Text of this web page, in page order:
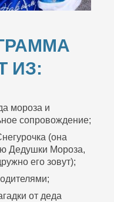
ИЗ:
мороза и
сопровождение;
(она
Дедушки Мороза,
его зовут);
от деда